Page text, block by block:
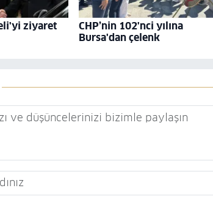
ziyaret
CHP’nin 102'nci yılına
Bursa'dan çelenk